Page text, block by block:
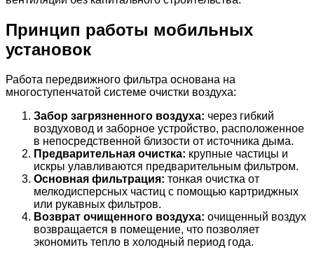
Принцип работы мобильных
установок
Работа передвижного фильтра основана на
многоступенчатой системе очистки воздуха:
Забор загрязненного воздуха: через гибкий
воздуховод и заборное устройство, расположенное
в непосредственной близости от источника дыма.
Предварительная очистка: крупные частицы и
искры улавливаются предварительным фильтром.
Основная фильтрация: тонкая очистка от
мелкодисперсных частиц с помощью картриджных
или рукавных фильтров.
Возврат очищенного воздуха: очищенный воздух
возвращается в помещение, что позволяет
экономить тепло в холодный период года.